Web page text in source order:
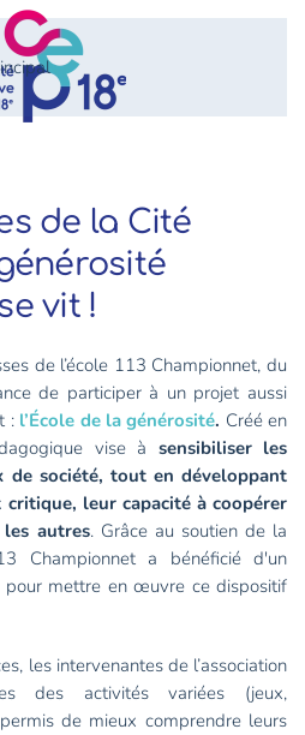
de la Cité
vit !
de l’école 113 Championnet, du
de participer à un projet aussi
: l’École de la générosité. Créé en
vise à sensibiliser les
de société, tout en développant
leur capacité à coopérer
autres. Grâce au soutien de la
Championnet a bénéficié d'un
pour mettre en œuvre ce dispositif
les intervenantes de l’association
des activités variées (jeux,
de mieux comprendre leurs